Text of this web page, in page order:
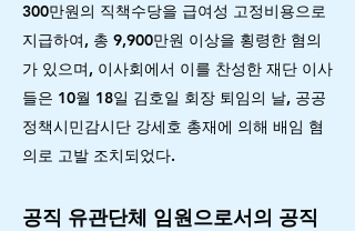
300만원의 직책수당을 급여성 고정비용으로
지급하여, 총 9,900만원 이상을 횡령한 혐의
가 있으며, 이사회에서 이를 찬성한 재단 이사
들은 10월 18일 김호일 회장 퇴임의 날, 공공
정책시민감시단 강세호 총재에 의해 배임 혐
의로 고발 조치되었다.
공직 유관단체 임원으로서의 공직